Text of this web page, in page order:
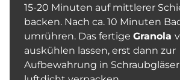
15-20 Minuten auf mittlerer
backen. Nach ca. 10 Minuten
umrühren. Das fertige Granola
auskühlen lassen, erst dann zur
Aufbewahrung in